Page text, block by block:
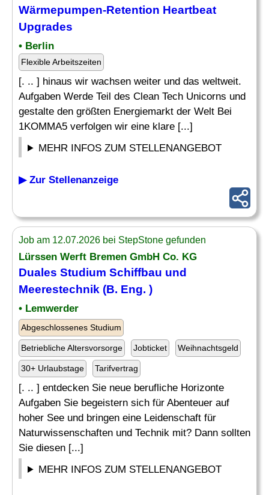
Wärmepumpen-Retention Heartbeat
Upgrades
• Berlin
Flexible Arbeitszeiten
[. .. ] hinaus wir wachsen weiter und das weltweit.
Aufgaben Werde Teil des Clean Tech Unicorns und
gestalte den größten Energiemarkt der Welt Bei
1KOMMA5 verfolgen wir eine klare [...]
MEHR INFOS ZUM STELLENANGEBOT
▶ Zur Stellenanzeige
Job am 12.07.2026 bei StepStone gefunden
Lürssen Werft Bremen GmbH Co. KG
Duales Studium Schiffbau und
Meerestechnik (B. Eng. )
• Lemwerder
Abgeschlossenes Studium
Betriebliche Altersvorsorge Jobticket Weihnachtsgeld
30+ Urlaubstage Tarifvertrag
[. .. ] entdecken Sie neue berufliche Horizonte
Aufgaben Sie begeistern sich für Abenteuer auf
hoher See und bringen eine Leidenschaft für
Naturwissenschaften und Technik mit? Dann sollten
Sie diesen [...]
MEHR INFOS ZUM STELLENANGEBOT